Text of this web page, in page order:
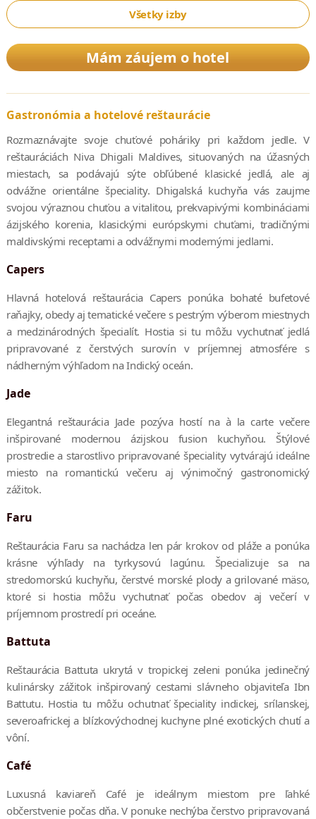
Všetky izby
Mám záujem o hotel
Gastronómia a hotelové reštaurácie
Rozmaznávajte svoje chuťové poháriky pri každom jedle. V
reštauráciách Niva Dhigali Maldives, situovaných na úžasných
miestach, sa podávajú sýte obľúbené klasické jedlá, ale aj
odvážne orientálne špeciality. Dhigalská kuchyňa vás zaujme
svojou výraznou chuťou a vitalitou, prekvapivými kombináciami
ázijského korenia, klasickými európskymi chuťami, tradičnými
maldivskými receptami a odvážnymi modernými jedlami.
Capers
Hlavná hotelová reštaurácia Capers ponúka bohaté bufetové
raňajky, obedy aj tematické večere s pestrým výberom miestnych
a medzinárodných špecialít. Hostia si tu môžu vychutnať jedlá
pripravované z čerstvých surovín v príjemnej atmosfére s
nádherným výhľadom na Indický oceán.
Jade
Elegantná reštaurácia Jade pozýva hostí na à la carte večere
inšpirované modernou ázijskou fusion kuchyňou. Štýlové
prostredie a starostlivo pripravované špeciality vytvárajú ideálne
miesto na romantickú večeru aj výnimočný gastronomický
zážitok.
Faru
Reštaurácia Faru sa nachádza len pár krokov od pláže a ponúka
krásne výhľady na tyrkysovú lagúnu. Špecializuje sa na
stredomorskú kuchyňu, čerstvé morské plody a grilované mäso,
ktoré si hostia môžu vychutnať počas obedov aj večerí v
príjemnom prostredí pri oceáne.
Battuta
Reštaurácia Battuta ukrytá v tropickej zeleni ponúka jedinečný
kulinársky zážitok inšpirovaný cestami slávneho objaviteľa Ibn
Battutu. Hostia tu môžu ochutnať špeciality indickej, srílanskej,
severoafrickej a blízkovýchodnej kuchyne plné exotických chutí a
vôní.
Café
Luxusná kaviareň Café je ideálnym miestom pre ľahké
občerstvenie počas dňa. V ponuke nechýba čerstvo pripravovaná